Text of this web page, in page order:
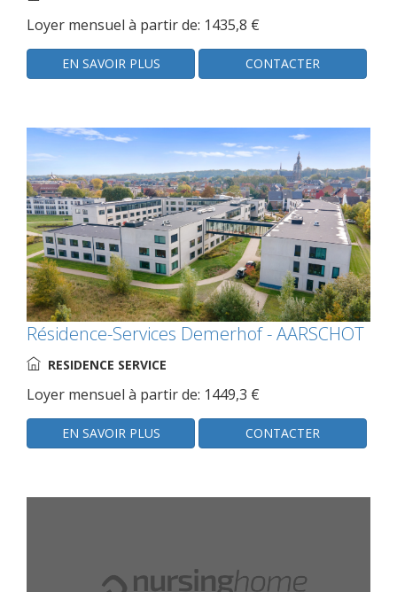
Loyer mensuel à partir de: 1435,8 €
EN SAVOIR PLUS CONTACTER
Résidence-Services Demerhof - AARSCHOT
RESIDENCE SERVICE
Loyer mensuel à partir de: 1449,3 €
EN SAVOIR PLUS CONTACTER